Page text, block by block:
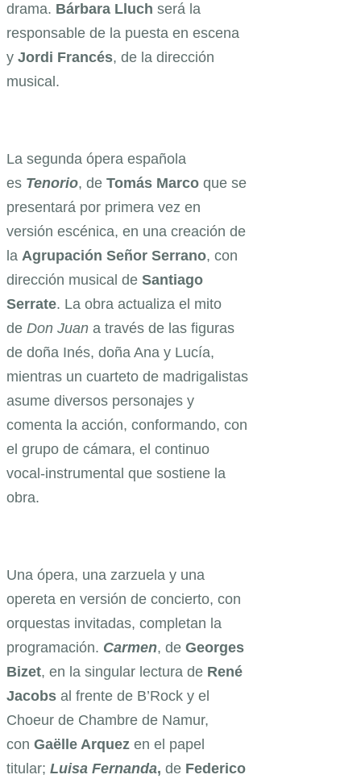
drama. Bárbara Lluch será la
responsable de la puesta en escena
y Jordi Francés, de la dirección
musical.
La segunda ópera española
es Tenorio, de Tomás Marco que se
presentará por primera vez en
versión escénica, en una creación de
la Agrupación Señor Serrano, con
dirección musical de Santiago
Serrate. La obra actualiza el mito
de Don Juan a través de las figuras
de doña Inés, doña Ana y Lucía,
mientras un cuarteto de madrigalistas
asume diversos personajes y
comenta la acción, conformando, con
el grupo de cámara, el continuo
vocal-instrumental que sostiene la
obra.
Una ópera, una zarzuela y una
opereta en versión de concierto, con
orquestas invitadas, completan la
programación. Carmen, de Georges
Bizet, en la singular lectura de René
Jacobs al frente de B’Rock y el
Choeur de Chambre de Namur,
con Gaëlle Arquez en el papel
titular; Luisa Fernanda, de Federico